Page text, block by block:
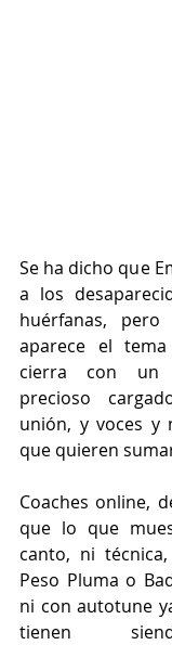
Se ha dicho que
a los
huérfanas,
aparece el
cierra con un
precioso
unión, y voces y
que quieren
Coaches online,
que lo que
canto, ni
Peso Pluma o
ni con autotune
tienen